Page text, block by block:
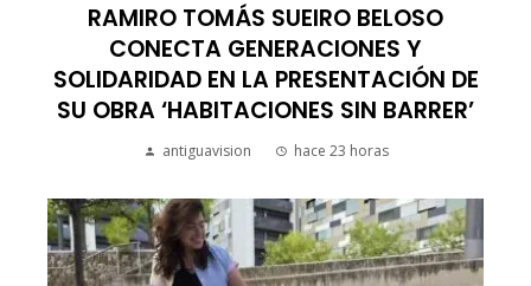
RAMIRO TOMÁS SUEIRO BELOSO
CONECTA GENERACIONES Y
SOLIDARIDAD EN LA PRESENTACIÓN DE
SU OBRA ‘HABITACIONES SIN BARRER’
antiguavision hace 23 horas